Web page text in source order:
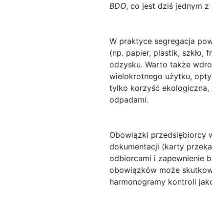
BDO, co jest dziś jednym
W praktyce segregacja
(np. papier, plastik, szkło,
odzysku. Warto także
wielokrotnego użytku,
tylko korzyść ekologiczna,
odpadami.
Obowiązki przedsiębiorcy
dokumentacji (karty
odbiorcami i zapewnienie
obowiązków może
harmonogramy kontroli